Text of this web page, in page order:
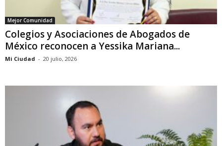
Mejor Comunidad
Colegios y Asociaciones de Abogados de
México reconocen a Yessika Mariana...
Mi Ciudad - 20 julio, 2026